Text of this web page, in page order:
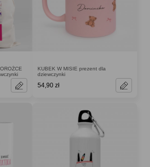
KUBEK W MISIE prezent dla
dziewczynki
54,90 zł